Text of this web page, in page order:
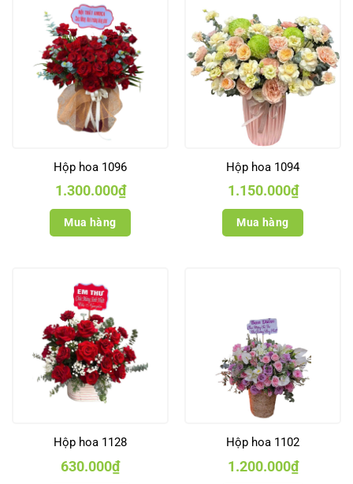
Hộp hoa 1096
1.300.000₫
Mua hàng
Hộp hoa 1094
1.150.000₫
Mua hàng
Hộp hoa 1128
630.000₫
Hộp hoa 1102
1.200.000₫